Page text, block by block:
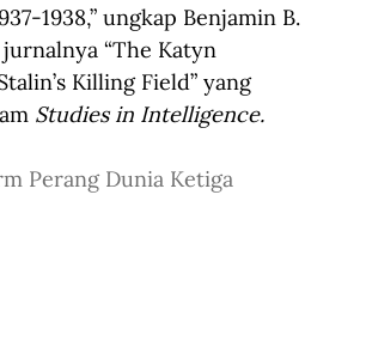
1938,” ungkap Benjamin B.
“The Katyn
Killing Field” yang
Studies in Intelligence.
Perang Dunia Ketiga